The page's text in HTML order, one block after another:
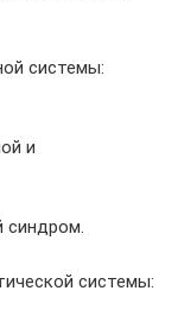
системы:
и
синдром.
системы: